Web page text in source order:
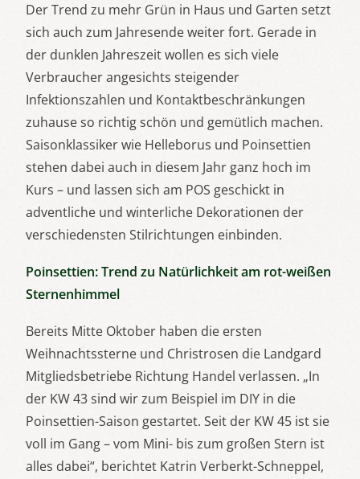
Der Trend zu mehr Grün in Haus und Garten setzt
sich auch zum Jahresende weiter fort. Gerade in
der dunklen Jahreszeit wollen es sich viele
Verbraucher angesichts steigender
Infektionszahlen und Kontaktbeschränkungen
zuhause so richtig schön und gemütlich machen.
Saisonklassiker wie Helleborus und Poinsettien
stehen dabei auch in diesem Jahr ganz hoch im
Kurs – und lassen sich am POS geschickt in
adventliche und winterliche Dekorationen der
verschiedensten Stilrichtungen einbinden.
Poinsettien: Trend zu Natürlichkeit am rot-weißen
Sternenhimmel
Bereits Mitte Oktober haben die ersten
Weihnachtssterne und Christrosen die Landgard
Mitgliedsbetriebe Richtung Handel verlassen. „In
der KW 43 sind wir zum Beispiel im DIY in die
Poinsettien-Saison gestartet. Seit der KW 45 ist sie
voll im Gang – vom Mini- bis zum großen Stern ist
alles dabei“, berichtet Katrin Verberkt-Schneppel,